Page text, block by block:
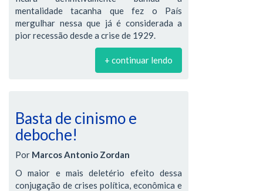
mentalidade tacanha que fez o País
mergulhar nessa que já é considerada a
pior recessão desde a crise de 1929.
+ continuar lendo
Basta de cinismo e
deboche!
Por Marcos Antonio Zordan
O maior e mais deletério efeito dessa
conjugação de crises política, econômica e